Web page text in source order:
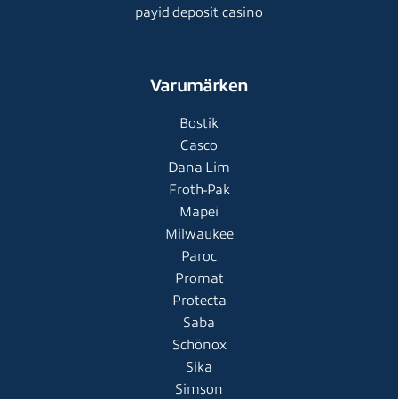
payid deposit casino
Varumärken
Bostik
Casco
Dana Lim
Froth-Pak
Mapei
Milwaukee
Paroc
Promat
Protecta
Saba
Schönox
Sika
Simson